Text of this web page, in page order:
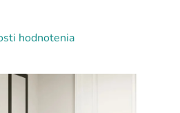
hodnotenia